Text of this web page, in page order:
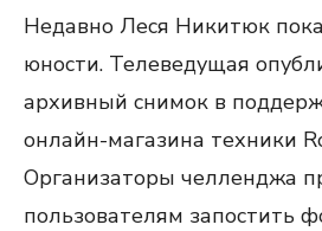
Недавно Леся Никитюк
юности. Телеведущая
архивный снимок в
онлайн-магазина техники
Организаторы челленджа
пользователям запостить